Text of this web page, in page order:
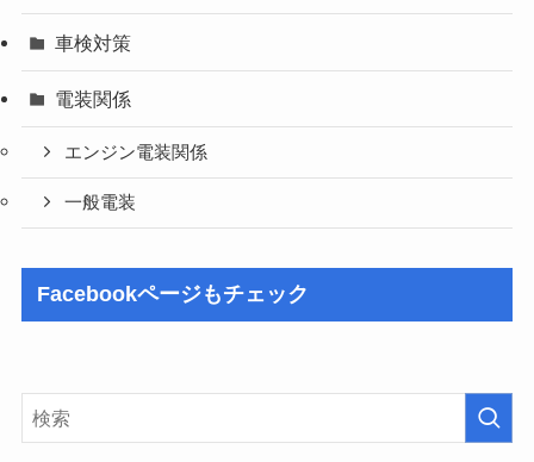
車検対策
電装関係
エンジン電装関係
一般電装
Facebookページもチェック